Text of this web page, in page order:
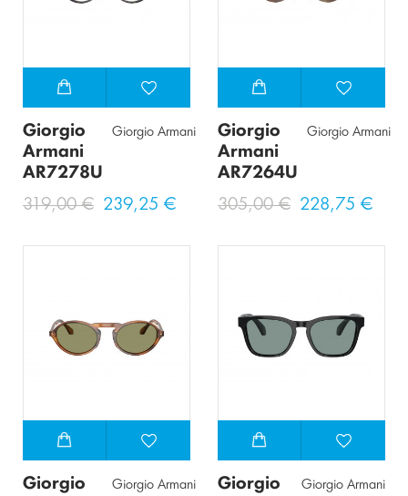
Giorgio
Armani
AR7278U
Giorgio Armani
319,00 € 239,25 €
Giorgio
Armani
AR7264U
Giorgio Armani
305,00 € 228,75 €
Giorgio
Giorgio Armani
Giorgio
Giorgio Armani